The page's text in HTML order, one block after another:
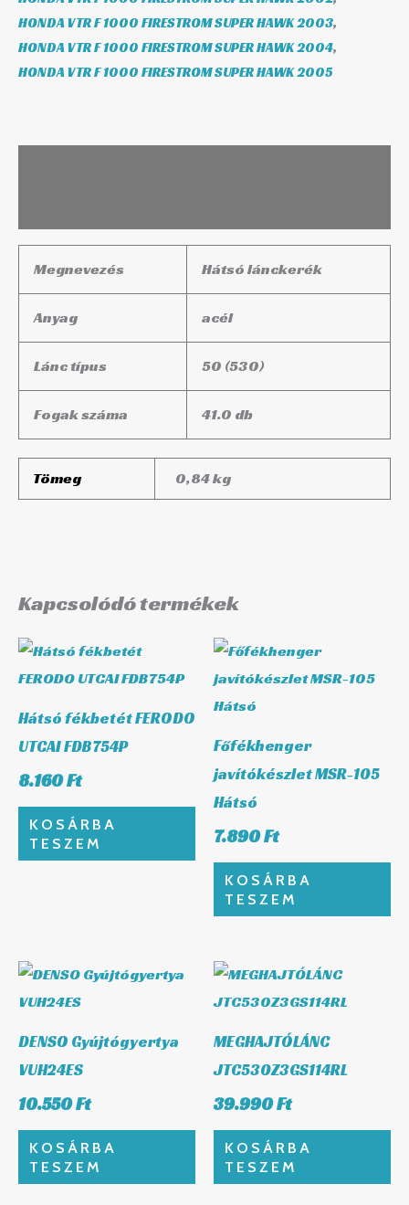
HONDA VTR F 1000 FIRESTROM SUPER HAWK 2003,
HONDA VTR F 1000 FIRESTROM SUPER HAWK 2004,
HONDA VTR F 1000 FIRESTROM SUPER HAWK 2005
Megnevezés Hátsó lánckerék
Anyag acél
Lánc típus 50 (530)
Fogak száma 41.0 db
Tömeg 0,84 kg
Kapcsolódó termékek
Hátsó fékbetét FERODO
UTCAI FDB754P
8.160Ft
KOSÁRBA
TESZEM
Főfékhenger
javítókészlet MSR-105
Hátsó
7.890Ft
KOSÁRBA
TESZEM
DENSO Gyújtógyertya
VUH24ES
10.550Ft
KOSÁRBA
TESZEM
MEGHAJTÓLÁNC
JTC530Z3GS114RL
39.990Ft
KOSÁRBA
TESZEM